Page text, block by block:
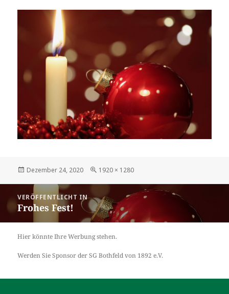
Veröffentlicht
Dezember 24, 2020
Volle
1920 × 1280
Beitragsnavigation
VERÖFFENTLICHT IN
Frohes Fest!
Hier könnte Ihre Werbung stehen.
Werden Sie Sponsor der SG Bothfeld von 1892 e.V.